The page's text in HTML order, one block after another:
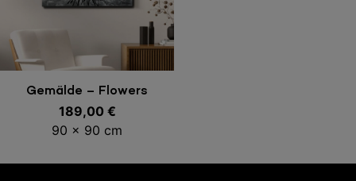
In den Warenkorb
Gemälde – Flowers
189,00 €
90 x 90 cm